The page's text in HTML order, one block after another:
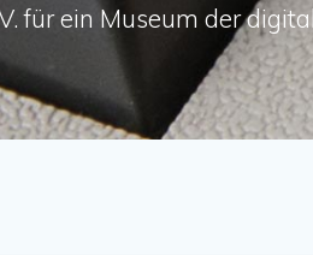
für ein Museum der